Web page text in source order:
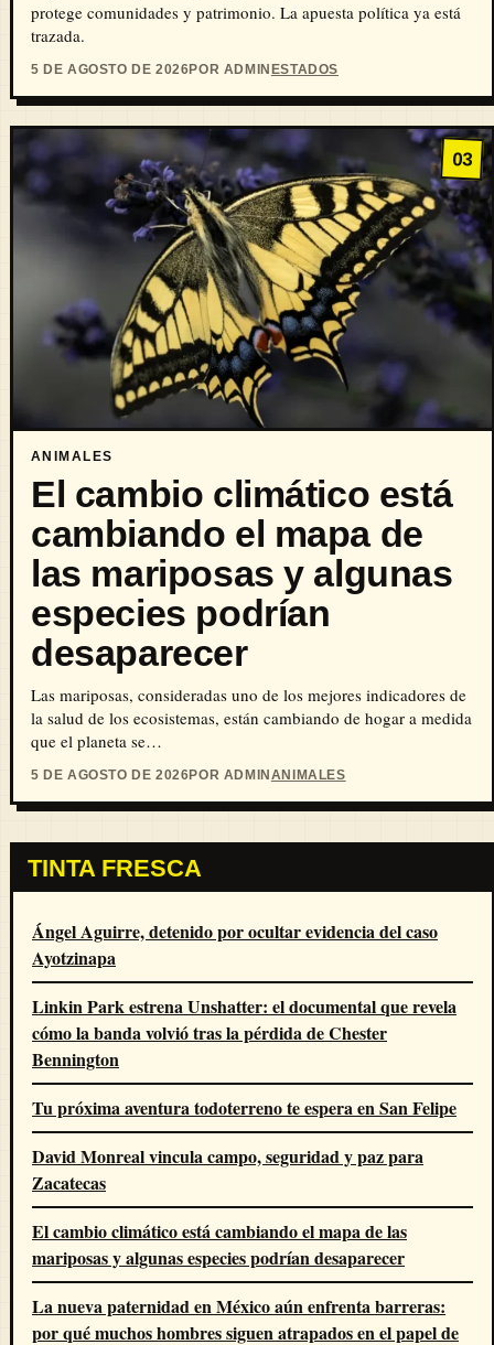
protege comunidades y patrimonio. La apuesta política ya está
trazada.
5 DE AGOSTO DE 2026POR ADMIN ESTADOS
03
ANIMALES
El cambio climático está
cambiando el mapa de
las mariposas y algunas
especies podrían
desaparecer
Las mariposas, consideradas uno de los mejores indicadores de
la salud de los ecosistemas, están cambiando de hogar a medida
que el planeta se…
5 DE AGOSTO DE 2026POR ADMIN ANIMALES
TINTA FRESCA
Ángel Aguirre, detenido por ocultar evidencia del caso
Ayotzinapa
Linkin Park estrena Unshatter: el documental que revela
cómo la banda volvió tras la pérdida de Chester
Bennington
Tu próxima aventura todoterreno te espera en San Felipe
David Monreal vincula campo, seguridad y paz para
Zacatecas
El cambio climático está cambiando el mapa de las
mariposas y algunas especies podrían desaparecer
La nueva paternidad en México aún enfrenta barreras:
por qué muchos hombres siguen atrapados en el papel de